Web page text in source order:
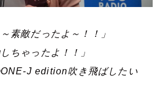
素敵だったよ～！！」
ちゃったよ！！」
ONE-J edition吹き飛ばしたい